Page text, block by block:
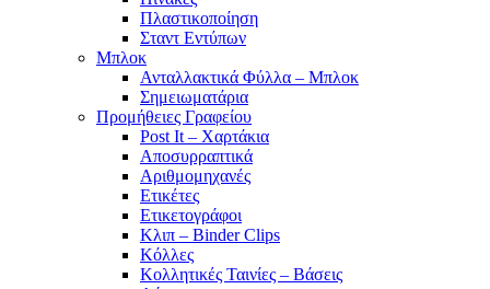
Πλαστικοποίηση
Σταντ Εντύπων
Μπλοκ
Ανταλλακτικά Φύλλα – Μπλοκ
Σημειωματάρια
Προμήθειες Γραφείου
Post It – Χαρτάκια
Αποσυρραπτικά
Αριθμομηχανές
Ετικέτες
Ετικετογράφοι
Κλιπ – Binder Clips
Κόλλες
Κολλητικές Ταινίες – Βάσεις